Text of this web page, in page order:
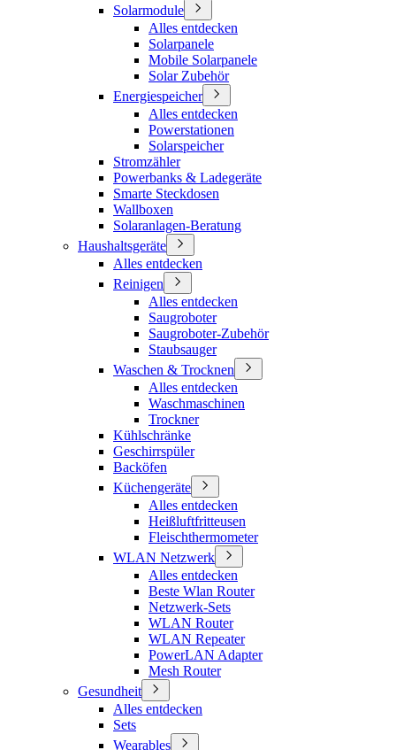
Solarmodule
Alles entdecken
Solarpanele
Mobile Solarpanele
Solar Zubehör
Energiespeicher
Alles entdecken
Powerstationen
Solarspeicher
Stromzähler
Powerbanks & Ladegeräte
Smarte Steckdosen
Wallboxen
Solaranlagen-Beratung
Haushaltsgeräte
Alles entdecken
Reinigen
Alles entdecken
Saugroboter
Saugroboter-Zubehör
Staubsauger
Waschen & Trocknen
Alles entdecken
Waschmaschinen
Trockner
Kühlschränke
Geschirrspüler
Backöfen
Küchengeräte
Alles entdecken
Heißluftfritteusen
Fleischthermometer
WLAN Netzwerk
Alles entdecken
Beste Wlan Router
Netzwerk-Sets
WLAN Router
WLAN Repeater
PowerLAN Adapter
Mesh Router
Gesundheit
Alles entdecken
Sets
Wearables